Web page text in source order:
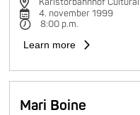
4. november 1999
8:00 p.m.
Learn more
Mari Boine